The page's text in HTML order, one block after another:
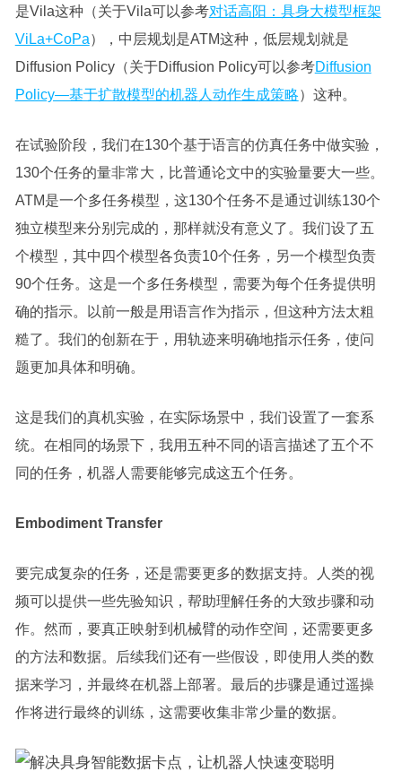
是Vila这种（关于Vila可以参考对话高阳：具身大模型框架
ViLa+CoPa），中层规划是ATM这种，低层规划就是
Diffusion Policy（关于Diffusion Policy可以参考Diffusion
Policy—基于扩散模型的机器人动作生成策略）这种。
在试验阶段，我们在130个基于语言的仿真任务中做实验，
130个任务的量非常大，比普通论文中的实验量要大一些。
ATM是一个多任务模型，这130个任务不是通过训练130个
独立模型来分别完成的，那样就没有意义了。我们设了五
个模型，其中四个模型各负责10个任务，另一个模型负责
90个任务。这是一个多任务模型，需要为每个任务提供明
确的指示。以前一般是用语言作为指示，但这种方法太粗
糙了。我们的创新在于，用轨迹来明确地指示任务，使问
题更加具体和明确。
这是我们的真机实验，在实际场景中，我们设置了一套系
统。在相同的场景下，我用五种不同的语言描述了五个不
同的任务，机器人需要能够完成这五个任务。
Embodiment Transfer
要完成复杂的任务，还是需要更多的数据支持。人类的视
频可以提供一些先验知识，帮助理解任务的大致步骤和动
作。然而，要真正映射到机械臂的动作空间，还需要更多
的方法和数据。后续我们还有一些假设，即使用人类的数
据来学习，并最终在机器上部署。最后的步骤是通过遥操
作将进行最终的训练，这需要收集非常少量的数据。